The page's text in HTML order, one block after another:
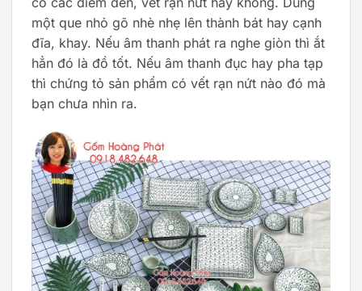
một que nhỏ gõ nhè nhẹ lên thành bát hay cạnh
đĩa, khay. Nếu âm thanh phát ra nghe giòn thì ắt
hẳn đó là đồ tốt. Nếu âm thanh đục hay pha tạp
thì chứng tỏ sản phẩm có vết rạn nứt nào đó mà
bạn chưa nhìn ra.